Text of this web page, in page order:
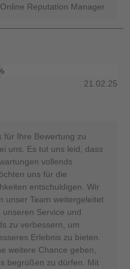
Reputation Manager
21.02.25
für Ihre Bewertung zu
uns. Es tut uns leid, dass
vollends
uns für die
entschuldigen. Wir
unser Team weitergeleitet
Service und
zu verbessern, um
Erlebnis zu bieten.
weitere Chance geben,
begrüßen zu dürfen. Mit